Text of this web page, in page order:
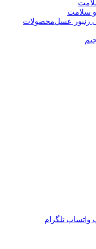
و سلامت
محصولات
واتساپ تلگرام